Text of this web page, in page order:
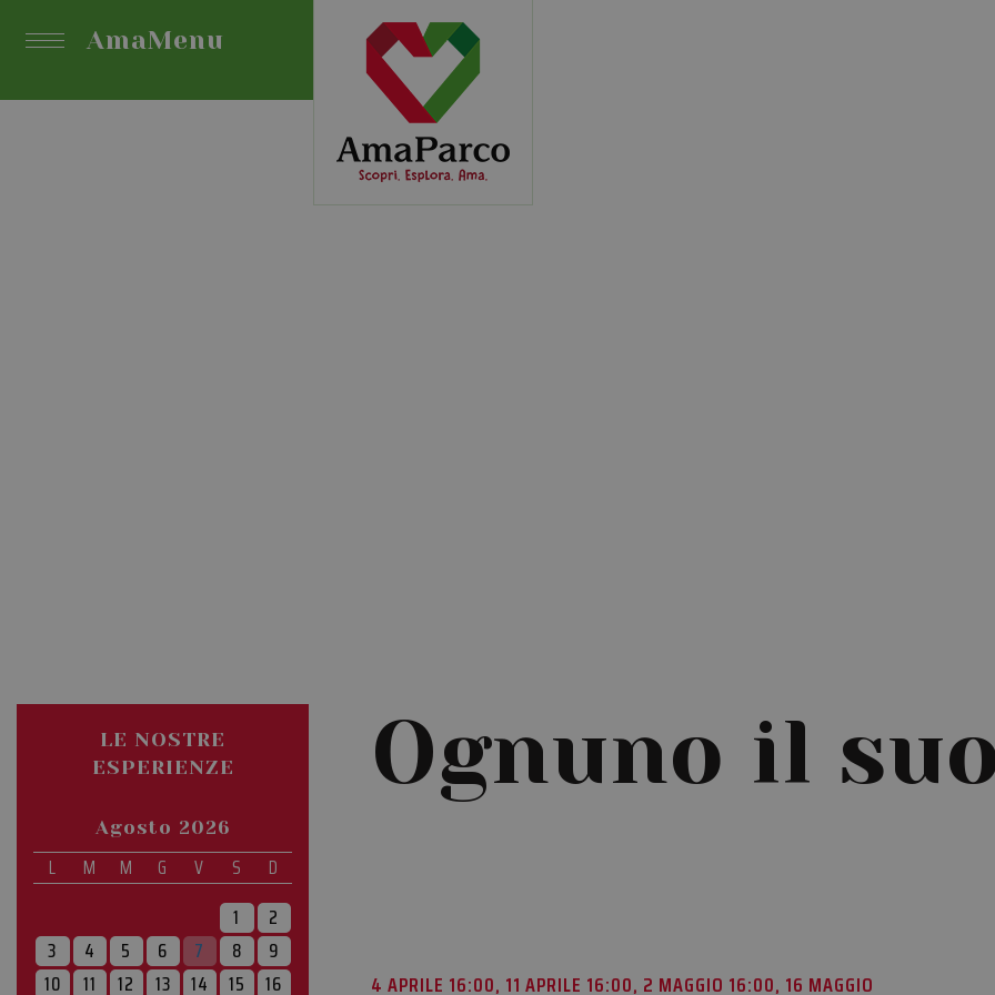
AmaMenu
LE NOSTRE
ESPERIENZE
Agosto 2026
L M M G V S
D
1
2
3
4 5 6 7 8
9
10
11 12 13 14 15 16
Ognuno il
4 APRILE 16:00, 11 APRILE 16:00, 2 MAGGIO 16:00, 16 MAGGIO